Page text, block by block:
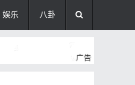
娱乐 八卦